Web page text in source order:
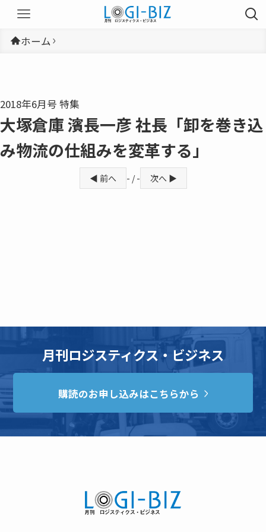
ホーム
2018年6月号 特集
大塚倉庫 濱長一彦 社長「卸を巻き込
み物流の仕組みを変革する」
◀ 前へ - / - 次へ ▶
月刊ロジスティクス・ビジネス
購読のお申し込みはこちらから